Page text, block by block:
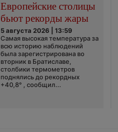
Европейские столицы
бьют рекорды жары
5 августа 2026 | 13:59
Самая высокая температура за
всю историю наблюдений
была зарегистрирована во
вторник в Братиславе,
столбики термометров
поднялись до рекордных
+40,8° , сообщил...